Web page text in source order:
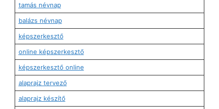
tamás névnap
balázs névnap
képszerkesztő
online képszerkesztő
képszerkesztő online
alaprajz tervező
alaprajz készítő